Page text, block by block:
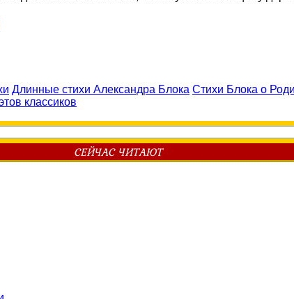
Длинные стихи Александра Блока Стихи Блока о
классиков
СЕЙЧАС ЧИТАЮТ